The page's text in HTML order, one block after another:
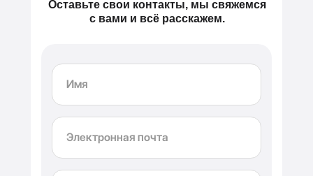
Оставьте свои контакты, мы свяжемся
с вами и всё расскажем.